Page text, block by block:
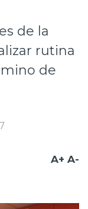
de la
rutina
de
A+ A-